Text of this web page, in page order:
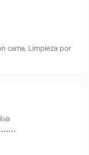
cama, Limpieza por